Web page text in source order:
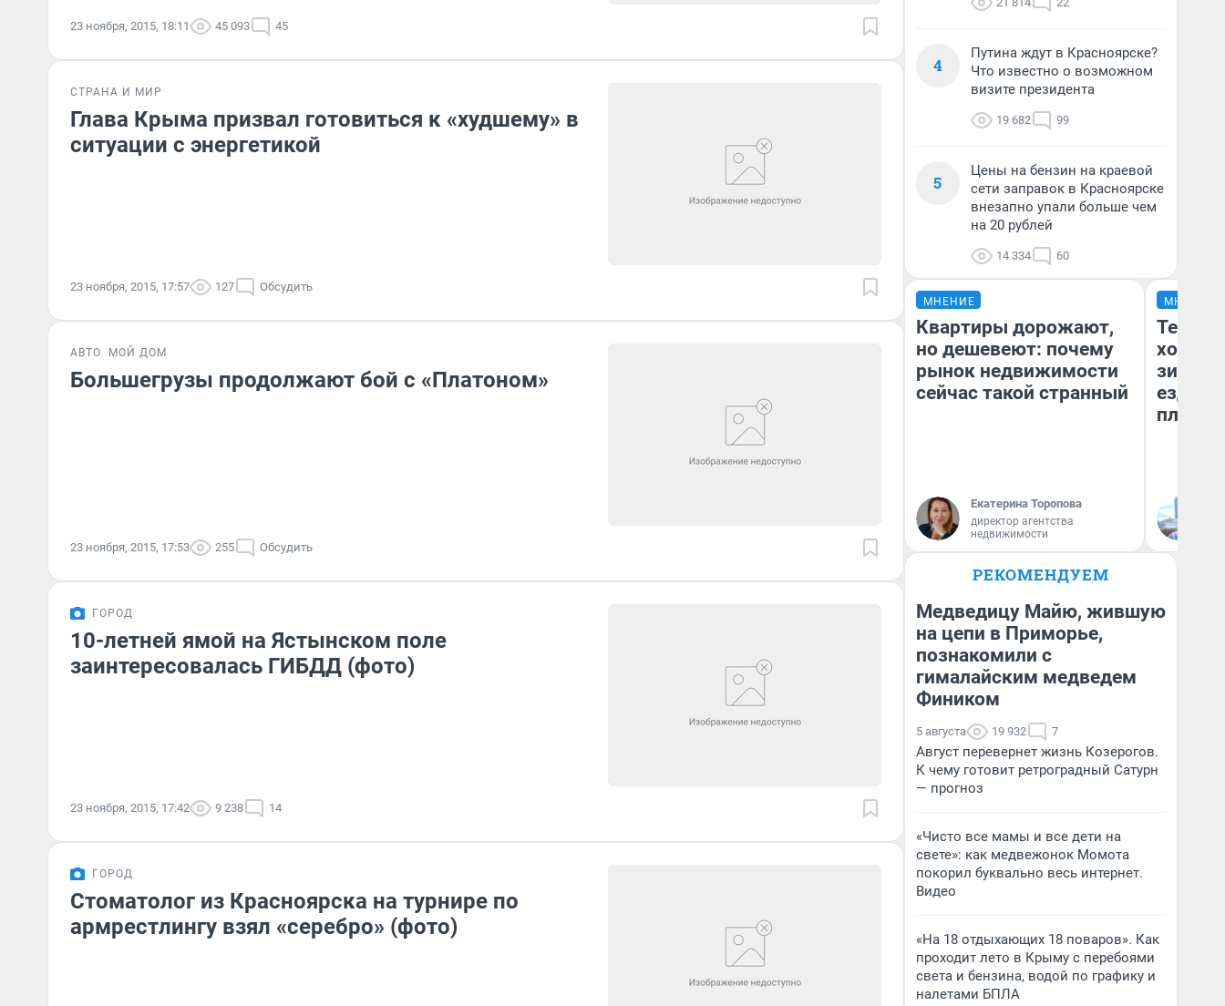
23 ноября, 2015, 18:11 45 093 45
СТРАНА И МИР
Глава Крыма призвал готовиться к «худшему» в
ситуации с энергетикой
23 ноября, 2015, 17:57 127 Обсудить
АВТО МОЙ ДОМ
Большегрузы продолжают бой с «Платоном»
23 ноября, 2015, 17:53 255 Обсудить
ГОРОД
10-летней ямой на Ястынском поле
заинтересовалась ГИБДД (фото)
23 ноября, 2015, 17:42 9 238 14
ГОРОД
Стоматолог из Красноярска на турнире по
армрестлингу взял «серебро» (фото)
4
Путина ждут в Красноярске?
Что известно о возможном
визите президента
19 682 99
5
Цены на бензин на краевой
сети заправок в Красноярске
внезапно упали больше чем
на 20 рублей
14 334 60
МНЕНИЕ
Квартиры дорожают,
но дешевеют: почему
рынок недвижимости
сейчас такой странный
Екатерина Торопова
директор агентства
недвижимости
МНЕНИЕ
Тепло
зимой.
ездит
плюсы
РЕКОМЕНДУЕМ
Медведицу Майю, жившую
на цепи в Приморье,
познакомили с
гималайским медведем
Фиником
5 августа 19 932 7
Август перевернет жизнь Козерогов.
К чему готовит ретроградный Сатурн
— прогноз
«Чисто все мамы и все дети на
свете»: как медвежонок Момота
покорил буквально весь интернет.
Видео
«На 18 отдыхающих 18 поваров». Как
проходит лето в Крыму с перебоями
света и бензина, водой по графику и
налетами БПЛА